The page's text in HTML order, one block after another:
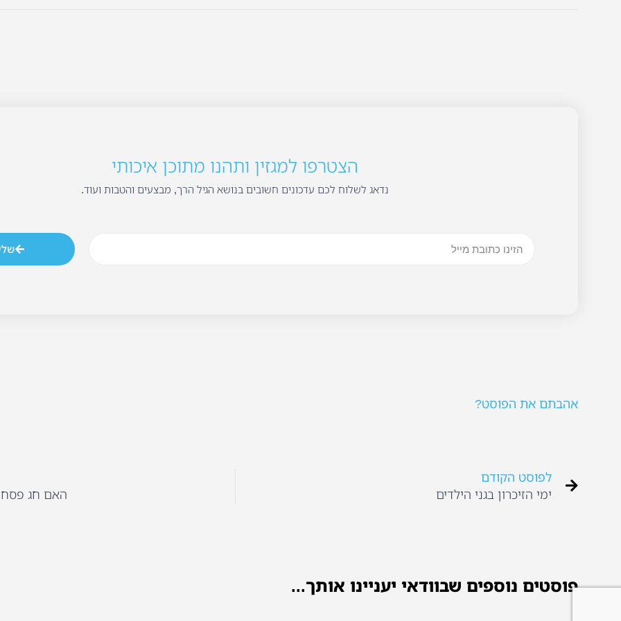
הצטרפו למגזין ותהנו מתוכן איכותי
נדאג לשלוח לכם עדכונים חשובים בנושא הגיל הרך, מבצעים והטבות ועוד.
אהבתם את הפוסט?
לפוסט הקודם
ימי הזיכרון בגני הילדים
האם חג פסח
פוסטים נוספים שבוודאי יעניינו אותך...